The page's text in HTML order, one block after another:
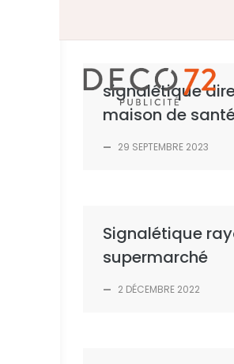
content
signalétique
maison de
— 29 SEPTEMBRE 2023
Signalétique
supermarché
— 2 DÉCEMBRE 2022